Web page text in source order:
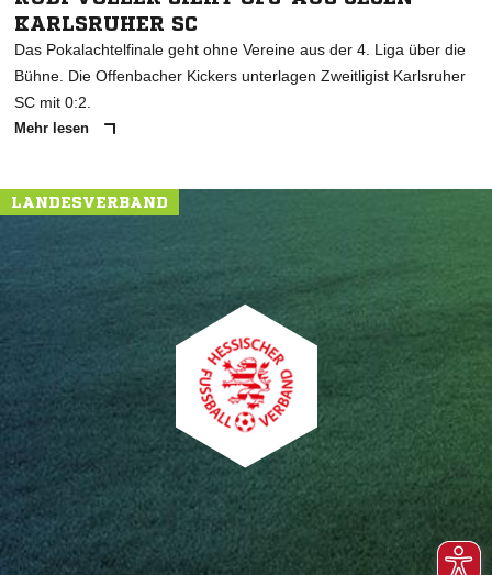
KARLSRUHER SC
Das Pokalachtelfinale geht ohne Vereine aus der 4. Liga über die
Bühne. Die Offenbacher Kickers unterlagen Zweitligist Karlsruher
SC mit 0:2.
Mehr lesen
LANDESVERBAND